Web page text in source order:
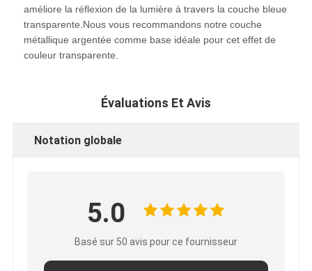
améliore la réflexion de la lumière à travers la couche bleue
transparente.Nous vous recommandons notre couche
métallique argentée comme base idéale pour cet effet de
couleur transparente.
Évaluations Et Avis
Notation globale
5.0
Basé sur 50 avis pour ce fournisseur